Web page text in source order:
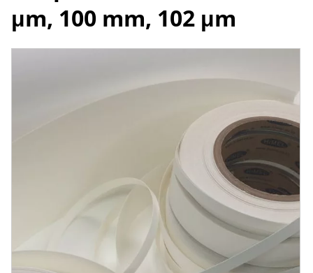
μm, 100 mm, 102 μm